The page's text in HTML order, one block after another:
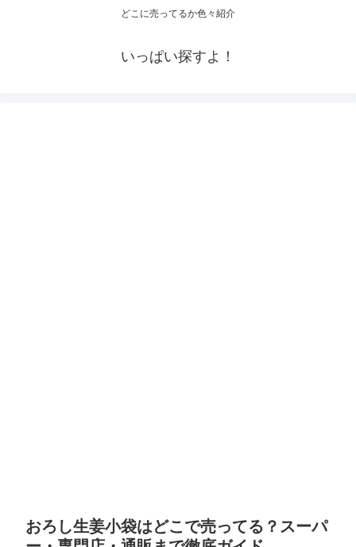
どこに売ってるか色々紹介
いっぱい探すよ！
おろし生姜小袋はどこで売ってる？スーパ